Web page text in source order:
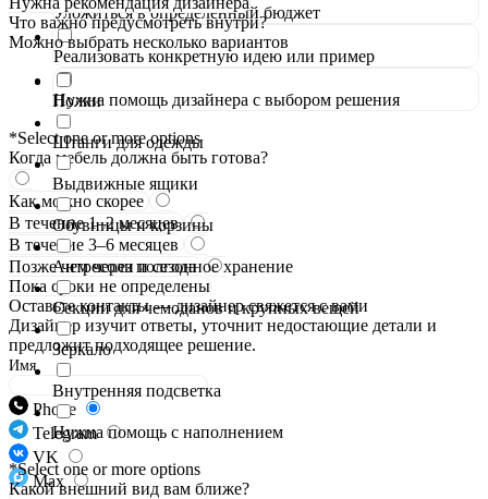
Уложиться в определённый бюджет
Реализовать конкретную идею или пример
Нужна помощь дизайнера с выбором решения
*Select one or more options
Когда мебель должна быть готова?
Как можно скорее
В течение 1–2 месяцев
В течение 3–6 месяцев
Позже чем через полгода
Пока сроки не определены
Оставьте контакты — дизайнер свяжется с вами
Дизайнер изучит ответы, уточнит недостающие детали и
предложит подходящее решение.
Имя
Phone
Telegram
VK
Max
Что важно предусмотреть внутри?
Можно выбрать несколько вариантов
Полки
Штанги для одежды
Выдвижные ящики
Обувницы и корзины
Антресоли и сезонное хранение
Секции для чемоданов и крупных вещей
Зеркало
Внутренняя подсветка
Нужна помощь с наполнением
*Select one or more options
Какой внешний вид вам ближе?